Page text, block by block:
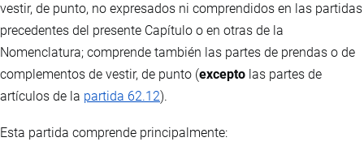
vestir, de punto, no expresados ni comprendidos en las partidas
precedentes del presente Capítulo o en otras de la
Nomenclatura; comprende también las partes de prendas o de
complementos de vestir, de punto (excepto las partes de
artículos de la partida 62.12).
Esta partida comprende principalmente: